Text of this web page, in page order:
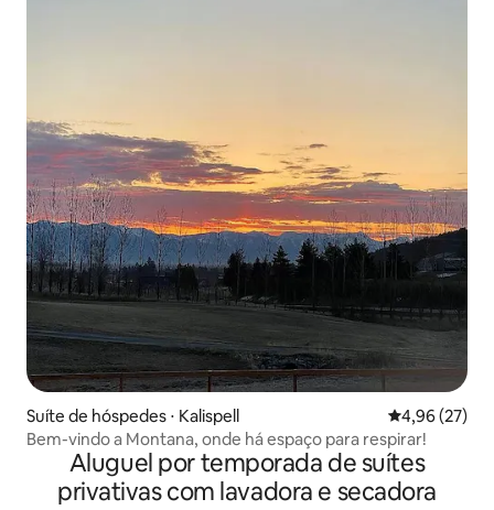
Suíte de hóspedes ⋅ Kalispell 4,96 de uma
4,96 (27)
Bem-vindo a Montana, onde há espaço para respirar!
Aluguel por temporada de suítes
privativas com lavadora e secadora